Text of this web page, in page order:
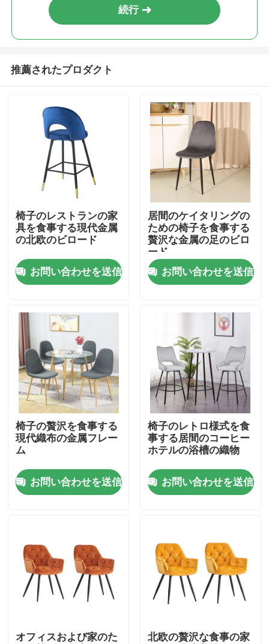
プロダクト
私達について
工場旅行
品質管理
私達に連絡しなさい
家部屋の家具
居間の家具
食堂の家具
続行
推薦されたプロダクト
椅子のレストランの家
具を食事する現代金属
の北欧のビロード
お問い合わせを送信
居間のケイタリングの
ための椅子を食事する
贅沢な金属の足のビロ
ード
お問い合わせを送信
椅子の贅沢を食事する
現代織布の金属フレー
ム
お問い合わせを送信
椅子のレトロ様式を食
事する居間のコーヒー
ホテルの浴槽の織物
お問い合わせを送信
オフィスおよび家のた
北欧の贅沢な食事の家